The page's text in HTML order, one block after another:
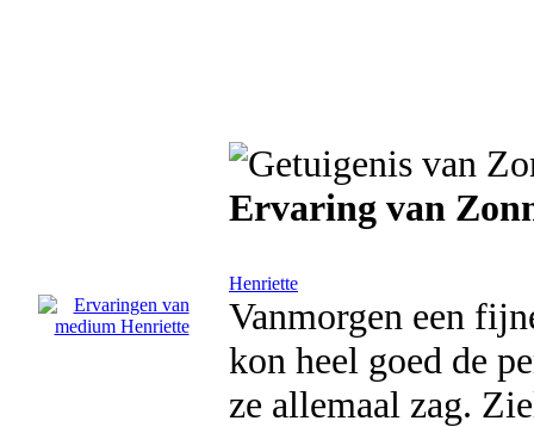
Ervaring van
Henriette
Vanmorgen een
kon heel goed de
ze allemaal zag.